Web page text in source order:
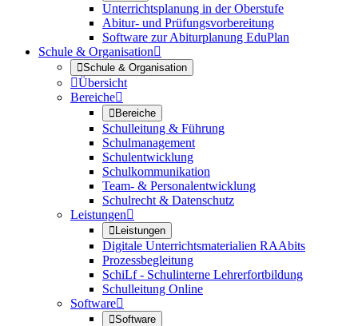
Unterrichtsplanung in der Oberstufe
Abitur- und Prüfungsvorbereitung
Software zur Abiturplanung EduPlan
Schule & Organisation
Schule & Organisation
Übersicht
Bereiche
Bereiche
Schulleitung & Führung
Schulmanagement
Schulentwicklung
Schulkommunikation
Team- & Personalentwicklung
Schulrecht & Datenschutz
Leistungen
Leistungen
Digitale Unterrichtsmaterialien RAAbits
Prozessbegleitung
SchiLf - Schulinterne Lehrerfortbildung
Schulleitung Online
Software
Software